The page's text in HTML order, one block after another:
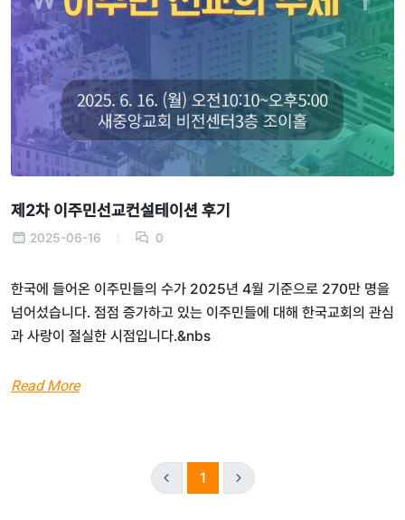
제2차 이주민선교컨설테이션 후기
2025-06-16 0
한국에 들어온 이주민들의 수가 2025년 4월 기준으로 270만 명을
넘어섰습니다. 점점 증가하고 있는 이주민들에 대해 한국교회의 관심
과 사랑이 절실한 시점입니다.&nbs
Read More
1